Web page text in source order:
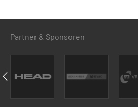
Partner & Sponsoren